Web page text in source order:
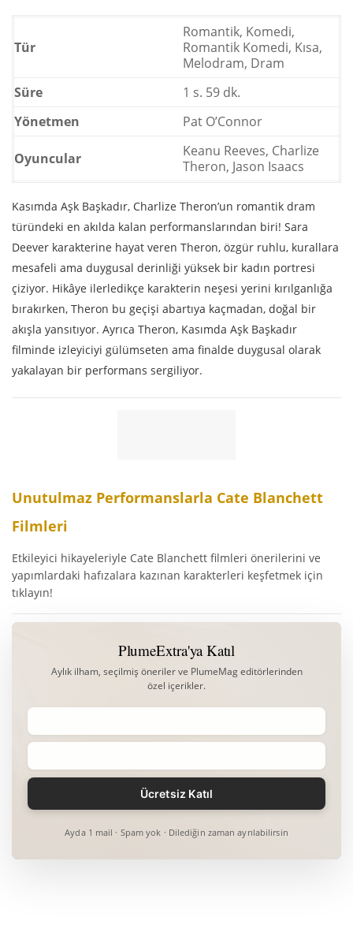
Tür
Romantik, Komedi,
Romantik Komedi, Kısa,
Melodram, Dram
Süre
1 s. 59 dk.
Yönetmen
Pat O’Connor
Oyuncular
Keanu Reeves, Charlize
Theron, Jason Isaacs
Kasımda Aşk Başkadır, Charlize Theron’un romantik dram
türündeki en akılda kalan performanslarından biri! Sara
Deever karakterine hayat veren Theron, özgür ruhlu, kurallara
mesafeli ama duygusal derinliği yüksek bir kadın portresi
çiziyor. Hikâye ilerledikçe karakterin neşesi yerini kırılganlığa
bırakırken, Theron bu geçişi abartıya kaçmadan, doğal bir
akışla yansıtıyor. Ayrıca Theron, Kasımda Aşk Başkadır
filminde izleyiciyi gülümseten ama finalde duygusal olarak
yakalayan bir performans sergiliyor.
Unutulmaz Performanslarla Cate Blanchett
Filmleri
Etkileyici hikayeleriyle Cate Blanchett filmleri önerilerini ve
yapımlardaki hafızalara kazınan karakterleri keşfetmek için
tıklayın!
PlumeExtra'ya Katıl
Aylık ilham, seçilmiş öneriler ve PlumeMag editörlerinden
özel içerikler.
Ayda 1 mail · Spam yok · Dilediğin zaman ayrılabilirsin